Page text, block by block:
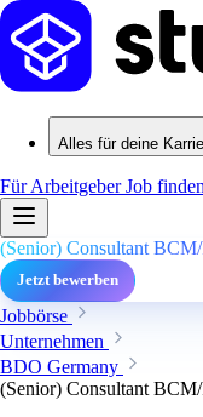
Alles für deine
Für ArbeitgeberJob finden
(Senior) Consultant
Jetzt bewerben
Jobbörse
Unternehmen
BDO Germany
(Senior) Consultant